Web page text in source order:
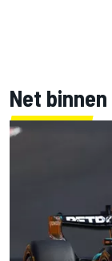
Net binnen